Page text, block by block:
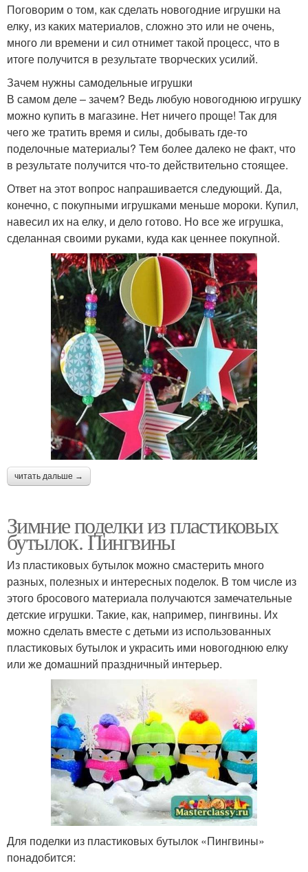
Поговорим о том, как сделать новогодние игрушки на
елку, из каких материалов, сложно это или не очень,
много ли времени и сил отнимет такой процесс, что в
итоге получится в результате творческих усилий.
Зачем нужны самодельные игрушки
В самом деле – зачем? Ведь любую новогоднюю игрушку
можно купить в магазине. Нет ничего проще! Так для
чего же тратить время и силы, добывать где-то
поделочные материалы? Тем более далеко не факт, что
в результате получится что-то действительно стоящее.
Ответ на этот вопрос напрашивается следующий. Да,
конечно, с покупными игрушками меньше мороки. Купил,
навесил их на елку, и дело готово. Но все же игрушка,
сделанная своими руками, куда как ценнее покупной.
читать дальше →
Зимние поделки из пластиковых
бутылок. Пингвины
Из пластиковых бутылок можно смастерить много
разных, полезных и интересных поделок. В том числе из
этого бросового материала получаются замечательные
детские игрушки. Такие, как, например, пингвины. Их
можно сделать вместе с детьми из использованных
пластиковых бутылок и украсить ими новогоднюю елку
или же домашний праздничный интерьер.
Для поделки из пластиковых бутылок «Пингвины»
понадобится: